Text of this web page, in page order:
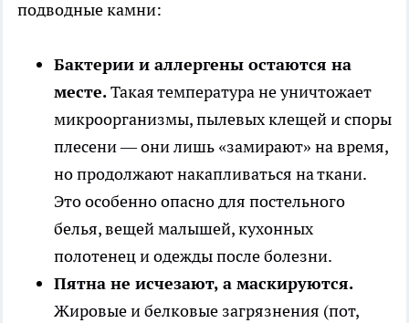
подводные камни:
Бактерии и аллергены остаются на
месте.Такая температура не уничтожает
микроорганизмы, пылевых клещей и споры
плесени — они лишь «замирают» на время,
но продолжают накапливаться на ткани.
Это особенно опасно для постельного
белья, вещей малышей, кухонных
полотенец и одежды после болезни.
Пятна не исчезают, а маскируются.
Жировые и белковые загрязнения (пот,